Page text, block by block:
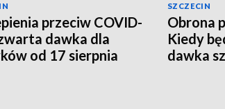
przeciw COVID-
dawka dla
od 17 sierpnia
SZCZECIN
Obrona
Kiedy
dawka